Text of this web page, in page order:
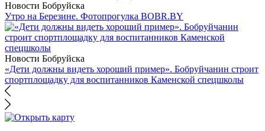
Новости Бобруйска
Утро на Березине. Фотопрогулка BOBR.BY
Новости Бобруйска
«Дети должны видеть хороший пример». Бобруйчанин строит
спортплощадку для воспитанников Каменской спецшколы